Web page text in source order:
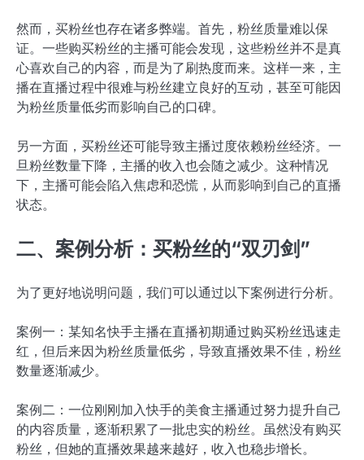
然而，买粉丝也存在诸多弊端。首先，粉丝质量难以保
证。一些购买粉丝的主播可能会发现，这些粉丝并不是真
心喜欢自己的内容，而是为了刷热度而来。这样一来，主
播在直播过程中很难与粉丝建立良好的互动，甚至可能因
为粉丝质量低劣而影响自己的口碑。
另一方面，买粉丝还可能导致主播过度依赖粉丝经济。一
旦粉丝数量下降，主播的收入也会随之减少。这种情况
下，主播可能会陷入焦虑和恐慌，从而影响到自己的直播
状态。
二、案例分析：买粉丝的“双刃剑”
为了更好地说明问题，我们可以通过以下案例进行分析。
案例一：某知名快手主播在直播初期通过购买粉丝迅速走
红，但后来因为粉丝质量低劣，导致直播效果不佳，粉丝
数量逐渐减少。
案例二：一位刚刚加入快手的美食主播通过努力提升自己
的内容质量，逐渐积累了一批忠实的粉丝。虽然没有购买
粉丝，但她的直播效果越来越好，收入也稳步增长。